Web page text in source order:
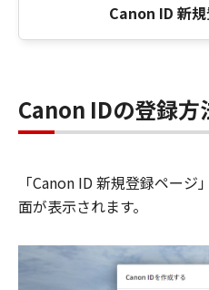
Canon ID 新
Canon IDの登録方
「Canon ID 新規登録ペー
面が表示されます。